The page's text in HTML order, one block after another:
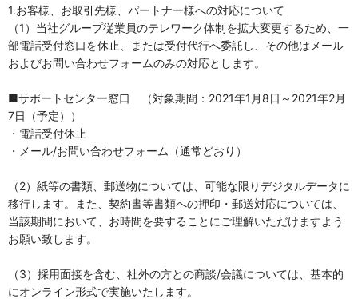
1.お客様、お取引先様、パートナー様への対応について
（1）当社グループ従業員のテレワーク体制を拡大変更するため、一
部電話受付窓口を休止、または受付代行へ委託し、その他はメール
およびお問い合わせフォームのみの対応とします。
■サポートセンター窓口 （対象期間：2021年1月8日～2021年2月
7日（予定））
・電話受付休止
・メール/お問い合わせフォーム（通常どおり）
（2）紙等の書類、郵送物については、可能な限りデジタルデータに
移行します。また、契約書等書類への押印・郵送対応については、
当該期間において、お時間を要することにご理解いただけますよう
お願い致します。
（3）採用面接を含む、社外の方との商談/会議については、基本的
にオンライン形式で実施いたします。